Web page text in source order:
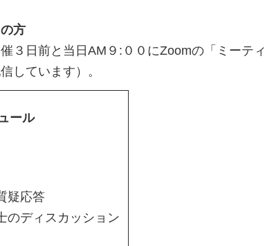
方
３日前と当日AM９:００にZoomの「ミーテ
しています）。
ール
疑応答
のディスカッション